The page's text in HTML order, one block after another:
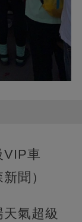
VIP車
聞）
氣超級